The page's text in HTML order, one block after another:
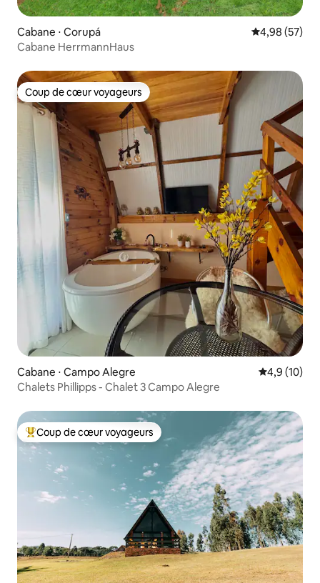
Cabane ⋅ Corupá Évaluation
4,98 (57)
Cabane HerrmannHaus
Coup de cœur voyageurs
Coup de cœur voyageurs
Cabane ⋅ Campo Alegre Évaluation
4,9 (10)
Chalets Phillipps - Chalet 3 Campo Alegre
Coups de cœur voyageurs les plus appréciés
Coup de cœur voyageurs